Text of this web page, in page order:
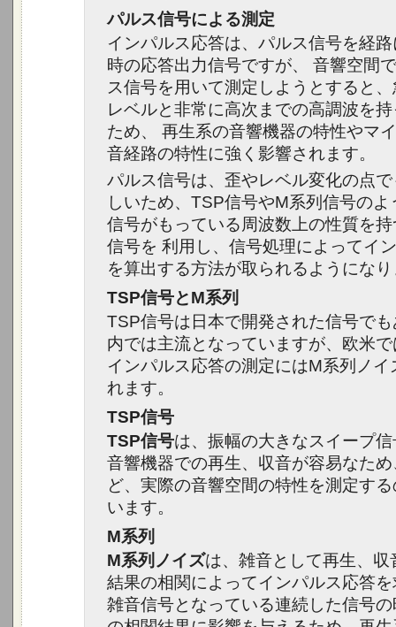
パルス信号による測定
インパルス応答は、パルス信号を経
時の応答出力信号ですが、 音響空間
ス信号を用いて測定しようとすると
レベルと非常に高次までの高調波を
ため、 再生系の音響機器の特性やマ
音経路の特性に強く影響されます。
パルス信号は、歪やレベル変化の点
しいため、TSP信号やM系列信号のよ
信号がもっている周波数上の性質を
信号を 利用し、信号処理によってイ
を算出する方法が取られるようにな
TSP信号とM系列
TSP信号は日本で開発された信号で
内では主流となっていますが、欧米
インパルス応答の測定にはM系列ノイ
れます。
TSP信号
TSP信号は、振幅の大きなスイープ
音響機器での再生、収音が容易なた
ど、実際の音響空間の特性を測定す
います。
M系列
M系列ノイズは、雑音として再生、収
結果の相関によってインパルス応答
雑音信号となっている連続した信号